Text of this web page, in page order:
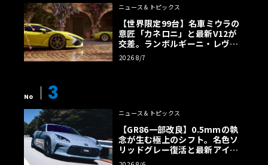
ニュース＆トピックス
【世界限定99台】名車ミウラの
意匠「カネロニ」と最新V12が
交差。ランボルギーニ・レヴエ
ルトに60周年記念車が登場
2026 8/7
No 3
ニュース＆トピックス
【GR86一部改良】0.5mmの執
念が生む極上のシフト。名色ソ
リッドグレー復活と最新アイサ
イトでFRの極みへ